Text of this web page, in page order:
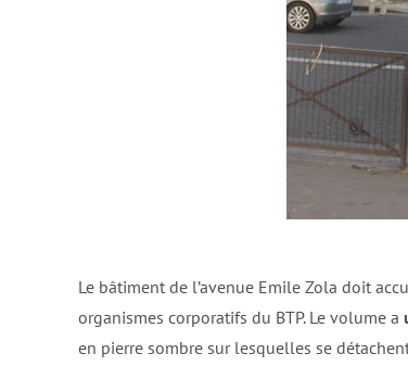
Le bâtiment de l’avenue Emile Zola doit
organismes corporatifs du BTP. Le volume a
en pierre sombre sur lesquelles se